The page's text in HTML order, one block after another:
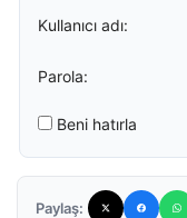
Kullanıcı adı:
Parola:
Beni hatırla
Paylaş: